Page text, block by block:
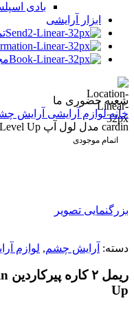
بادی
ابزار آرایشی
شعبه حضوری ما
خانهلوازم آرایشی آرایش
cardin مدل لول آپ Level Up
اتمام موجودی
بزرگنمایی تصویر
دسته: آرایش چشم, لوازم
Up